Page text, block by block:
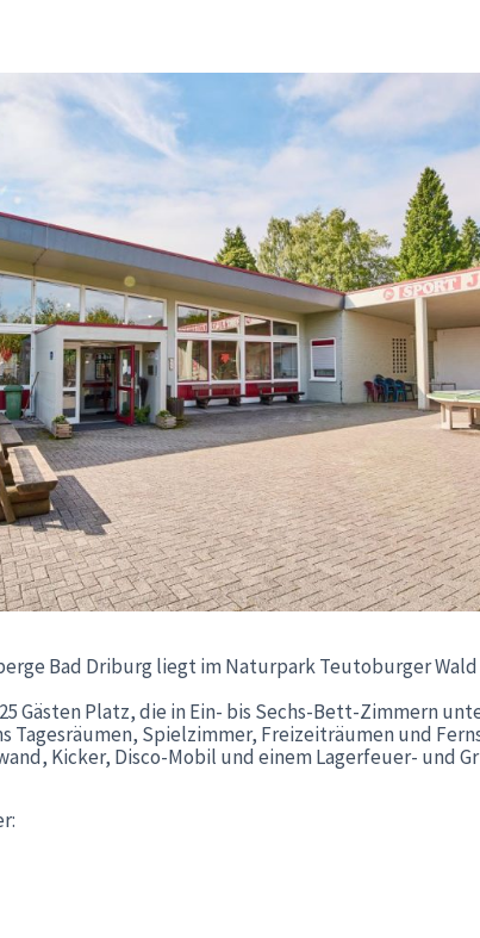
Bad Driburg liegt im Naturpark Teutoburger
Gästen Platz, die in Ein- bis Sechs-Bett-Zimmern
Tagesräumen, Spielzimmer, Freizeiträumen und
Kicker, Disco-Mobil und einem Lagerfeuer- und